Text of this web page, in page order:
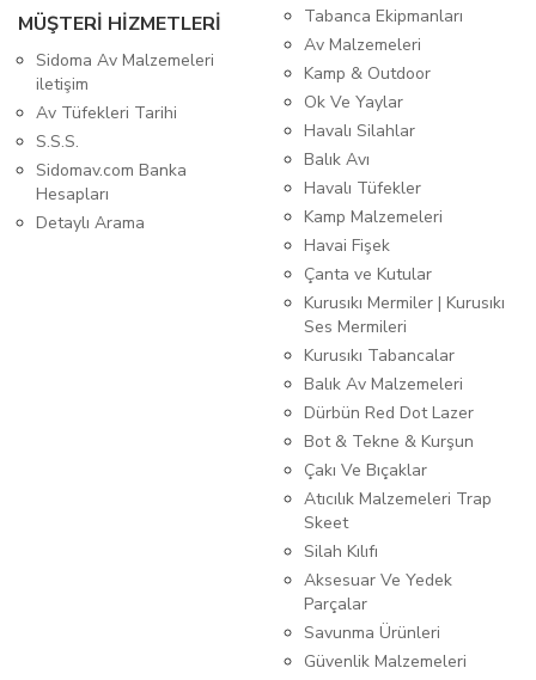
MÜŞTERİ HİZMETLERİ
Sidoma Av Malzemeleri
iletişim
Av Tüfekleri Tarihi
S.S.S.
Sidomav.com Banka
Hesapları
Detaylı Arama
Tabanca Ekipmanları
Av Malzemeleri
Kamp & Outdoor
Ok Ve Yaylar
Havalı Silahlar
Balık Avı
Havalı Tüfekler
Kamp Malzemeleri
Havai Fişek
Çanta ve Kutular
Kurusıkı Mermiler | Kurusıkı
Ses Mermileri
Kurusıkı Tabancalar
Balık Av Malzemeleri
Dürbün Red Dot Lazer
Bot & Tekne & Kurşun
Çakı Ve Bıçaklar
Atıcılık Malzemeleri Trap
Skeet
Silah Kılıfı
Aksesuar Ve Yedek
Parçalar
Savunma Ürünleri
Güvenlik Malzemeleri